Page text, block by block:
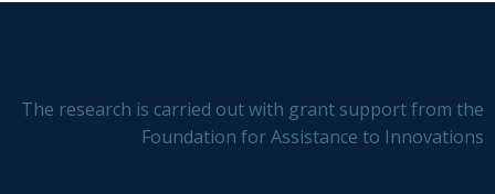
The research is carried out with grant support from the
Foundation for Assistance to Innovations